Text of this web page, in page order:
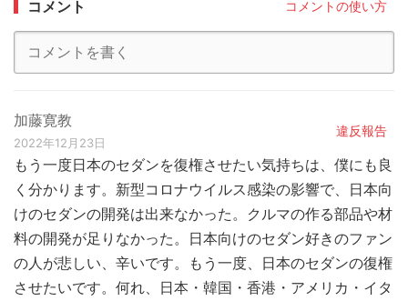
コメント コメントの使い方
加藤寛教
2022年12月23日
違反報告
もう一度日本のセダンを復権させたい気持ちは、僕にも良
く分かります。新型コロナウイルス感染の影響で、日本向
けのセダンの開発は出来なかった。クルマの作る部品や材
料の開発が足りなかった。日本向けのセダン好きのファン
の人が悲しい、辛いです。もう一度、日本のセダンの復権
させたいです。何れ、日本・韓国・香港・アメリカ・イタ